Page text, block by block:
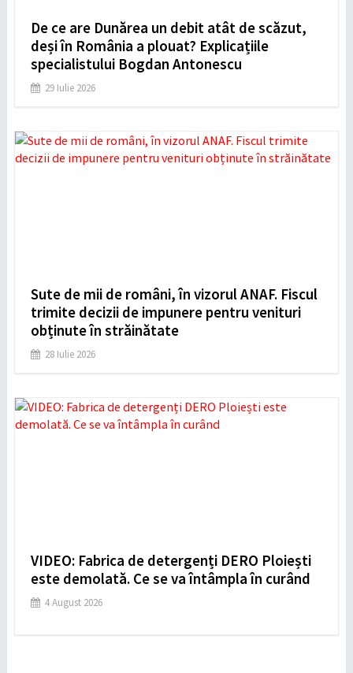
De ce are Dunărea un debit atât de scăzut,
deși în România a plouat? Explicațiile
specialistului Bogdan Antonescu
29 Iulie 2026
Sute de mii de români, în vizorul ANAF. Fiscul
trimite decizii de impunere pentru venituri
obținute în străinătate
28 Iulie 2026
VIDEO: Fabrica de detergenți DERO Ploiești
este demolată. Ce se va întâmpla în curând
4 August 2026